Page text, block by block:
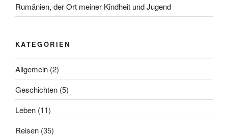
Rumänien, der Ort meiner Kindheit und Jugend
KATEGORIEN
Allgemein (2)
Geschichten (5)
Leben (11)
Reisen (35)